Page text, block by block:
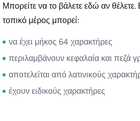
Μπορείτε να το βάλετε εδώ αν
τοπικό μέρος μπορεί:
να έχει μήκος 64 χαρακτήρες
περιλαμβάνουν κεφαλαία και πεζά
αποτελείται από λατινικούς
έχουν ειδικούς χαρακτήρες